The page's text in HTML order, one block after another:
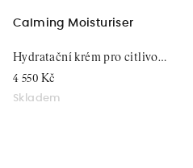
Calming Moisturiser
4 550 Kč
Skladem
Hydratační krém pro citlivou
pokožku, 50 ml